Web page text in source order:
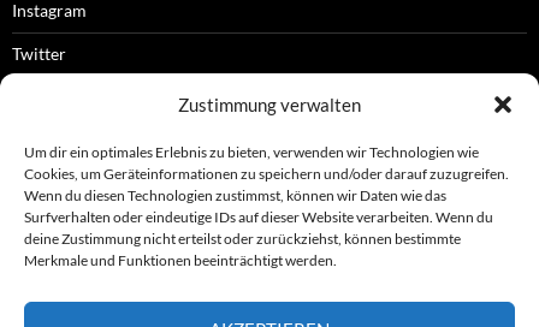
Zustimmung verwalten
Um dir ein optimales Erlebnis zu bieten, verwenden wir Technologien wie
Cookies, um Geräteinformationen zu speichern und/oder darauf zuzugreifen.
Wenn du diesen Technologien zustimmst, können wir Daten wie das
Surfverhalten oder eindeutige IDs auf dieser Website verarbeiten. Wenn du
deine Zustimmung nicht erteilst oder zurückziehst, können bestimmte
Merkmale und Funktionen beeinträchtigt werden.
Instagram
Twitter
OFFIZIELLES
Impressum